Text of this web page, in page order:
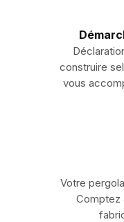
construire
vous
Votre
Comptez